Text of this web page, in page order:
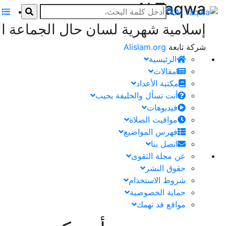
Al Taqwa
إسلامية شهرية لسان حال الجماعة
شركة تابعة Alislam.org
الرئيسية
مقالات
مكتبة الأعداد
أنت تسأل والخليفة يجيب
فيديوهات
مواقيت الصلاة
فهرس المواضيع
اتصل بنا
عن مجلة التقوى
حقوق النشر
شروط الاستخدام
حماية الخصوصية
مواقع قد تهمك